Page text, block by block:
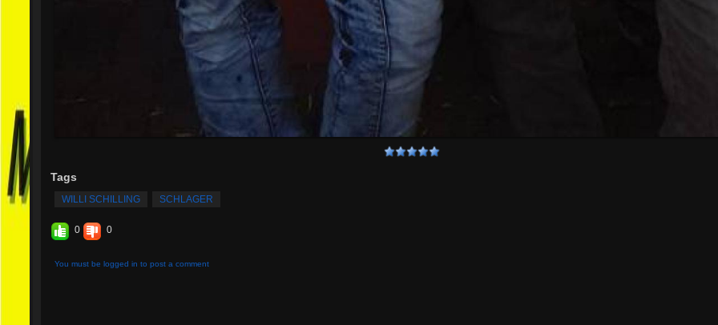
Tags
WILLI SCHILLING SCHLAGER
0 0
You must be logged in to post a comment